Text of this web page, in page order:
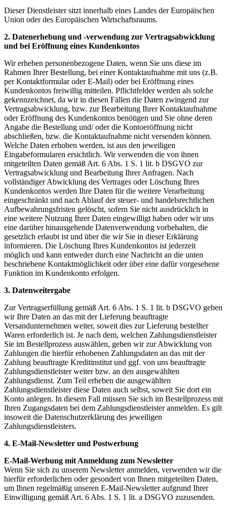
Dieser Dienstleister sitzt innerhalb eines Landes der Europäischen
Union oder des Europäischen Wirtschaftsraums.
2. Datenerhebung und -verwendung zur Vertragsabwicklung
und bei Eröffnung eines Kundenkontos
Wir erheben personenbezogene Daten, wenn Sie uns diese im
Rahmen Ihrer Bestellung, bei einer Kontaktaufnahme mit uns (z.B.
per Kontaktformular oder E-Mail) oder bei Eröffnung eines
Kundenkontos freiwillig mitteilen. Pflichtfelder werden als solche
gekennzeichnet, da wir in diesen Fällen die Daten zwingend zur
Vertragsabwicklung, bzw. zur Bearbeitung Ihrer Kontaktaufnahme
oder Eröffnung des Kundenkontos benötigen und Sie ohne deren
Angabe die Bestellung und/ oder die Kontoeröffnung nicht
abschließen, bzw. die Kontaktaufnahme nicht versenden können.
Welche Daten erhoben werden, ist aus den jeweiligen
Eingabeformularen ersichtlich. Wir verwenden die von ihnen
mitgeteilten Daten gemäß Art. 6 Abs. 1 S. 1 lit. b DSGVO zur
Vertragsabwicklung und Bearbeitung Ihrer Anfragen. Nach
vollständiger Abwicklung des Vertrages oder Löschung Ihres
Kundenkontos werden Ihre Daten für die weitere Verarbeitung
eingeschränkt und nach Ablauf der steuer- und handelsrechtlichen
Aufbewahrungsfristen gelöscht, sofern Sie nicht ausdrücklich in
eine weitere Nutzung Ihrer Daten eingewilligt haben oder wir uns
eine darüber hinausgehende Datenverwendung vorbehalten, die
gesetzlich erlaubt ist und über die wir Sie in dieser Erklärung
informieren. Die Löschung Ihres Kundenkontos ist jederzeit
möglich und kann entweder durch eine Nachricht an die unten
beschriebene Kontaktmöglichkeit oder über eine dafür vorgesehene
Funktion im Kundenkonto erfolgen.
3. Datenweitergabe
Zur Vertragserfüllung gemäß Art. 6 Abs. 1 S. 1 lit. b DSGVO geben
wir Ihre Daten an das mit der Lieferung beauftragte
Versandunternehmen weiter, soweit dies zur Lieferung bestellter
Waren erforderlich ist. Je nach dem, welchen Zahlungsdienstleister
Sie im Bestellprozess auswählen, geben wir zur Abwicklung von
Zahlungen die hierfür erhobenen Zahlungsdaten an das mit der
Zahlung beauftragte Kreditinstitut und ggf. von uns beauftragte
Zahlungsdienstleister weiter bzw. an den ausgewählten
Zahlungsdienst. Zum Teil erheben die ausgewählten
Zahlungsdienstleister diese Daten auch selbst, soweit Sie dort ein
Konto anlegen. In diesem Fall müssen Sie sich im Bestellprozess mit
Ihren Zugangsdaten bei dem Zahlungsdienstleister anmelden. Es gilt
insoweit die Datenschutzerklärung des jeweiligen
Zahlungsdienstleisters.
4. E-Mail-Newsletter und Postwerbung
E-Mail-Werbung mit Anmeldung zum Newsletter
Wenn Sie sich zu unserem Newsletter anmelden, verwenden wir die
hierfür erforderlichen oder gesondert von Ihnen mitgeteilten Daten,
um Ihnen regelmäßig unseren E-Mail-Newsletter aufgrund Ihrer
Einwilligung gemäß Art. 6 Abs. 1 S. 1 lit. a DSGVO zuzusenden.